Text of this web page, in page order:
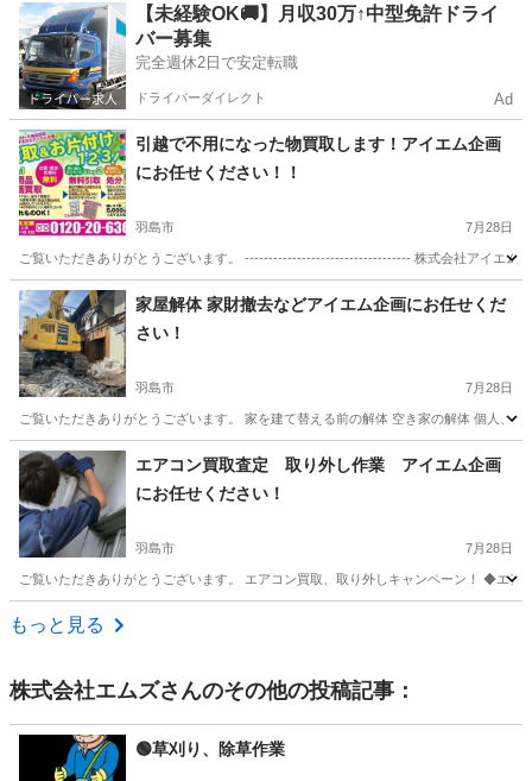
岐阜 羽島市 便利屋 岐阜 岐阜市 便利屋 無料
【未経験OK🚚】月収30万↑中型免許ドライ
バー募集
完全週休2日で安定転職
ドライバーダイレクト Ad
引越で不用になった物買取します！アイエム企画
にお任せください！！
羽島市 7月28日
ご覧いただきありがとうございます。 ----------------------------------- 株式会社アイエム
岐阜 羽島市 便利屋 不用
家屋解体 家財撤去などアイエム企画にお任せくだ
さい！
羽島市 7月28日
ご覧いただきありがとうございます。 家を建て替える前の解体 空き家の解体 個人
岐阜 羽島市
エアコン買取査定 取り外し作業 アイエム企画
にお任せください！
羽島市 7月28日
ご覧いただきありがとうございます。 エアコン買取、取り外しキャンペーン！ ◆エ
岐阜 羽島市
もっと見る
株式会社エムズさんのその他の投稿記事：
🟢草刈り、除草作業